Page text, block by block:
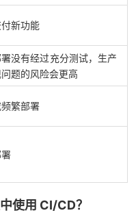
新功能
没有经过充分测试，生产
题的风险会更高
繁部署
使用 CI/CD？